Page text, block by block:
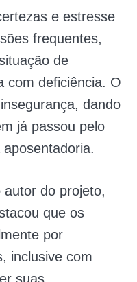
e estresse
frequentes,
de
com deficiência. O
dando
já passou pelo
autor do projeto,
que os
por
inclusive com
suas